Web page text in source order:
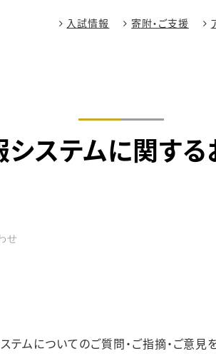
入試情報 寄附・ご支援
ステムに関す
せ
ムについてのご質問・ご指摘・ご意見